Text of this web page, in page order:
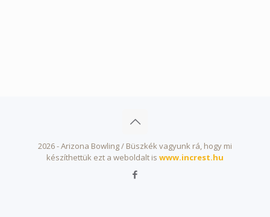
2026 - Arizona Bowling / Büszkék vagyunk rá, hogy mi
készíthettük ezt a weboldalt is www.increst.hu